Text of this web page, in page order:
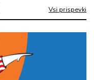
Vsi prispevki